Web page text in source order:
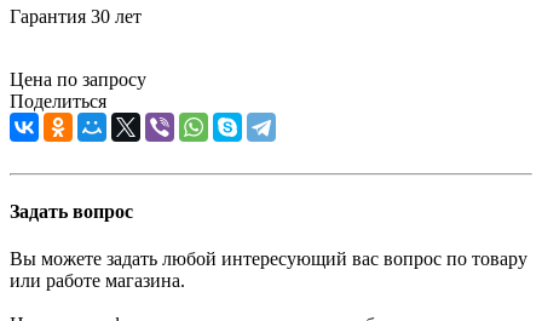
Гарантия 30 лет
Цена по запросу
Поделиться
Задать вопрос
Вы можете задать любой интересующий вас вопрос по товару
или работе магазина.